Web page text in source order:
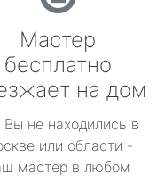
Мастер
бесплатно
на дом
Вы не находились в
или области -
мастер в любом